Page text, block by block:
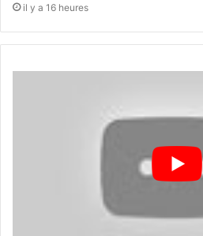
il y a 16 heures